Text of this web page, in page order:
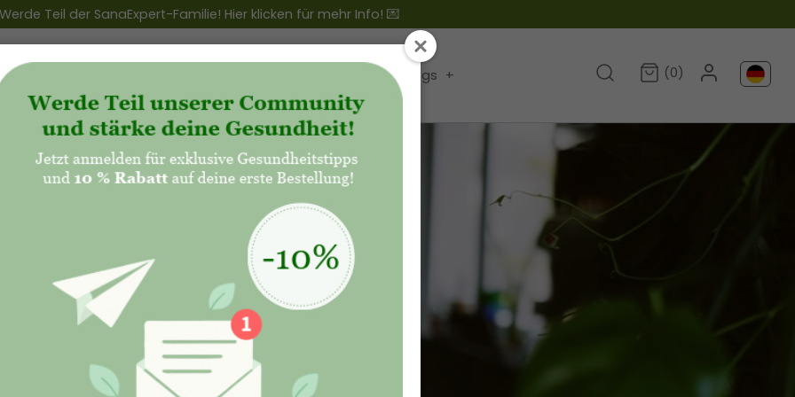
Werde Teil der SanaExpert-Familie! Hier klicken für mehr Info! 💌
Club Blogs + (0)
Kinderwunsch